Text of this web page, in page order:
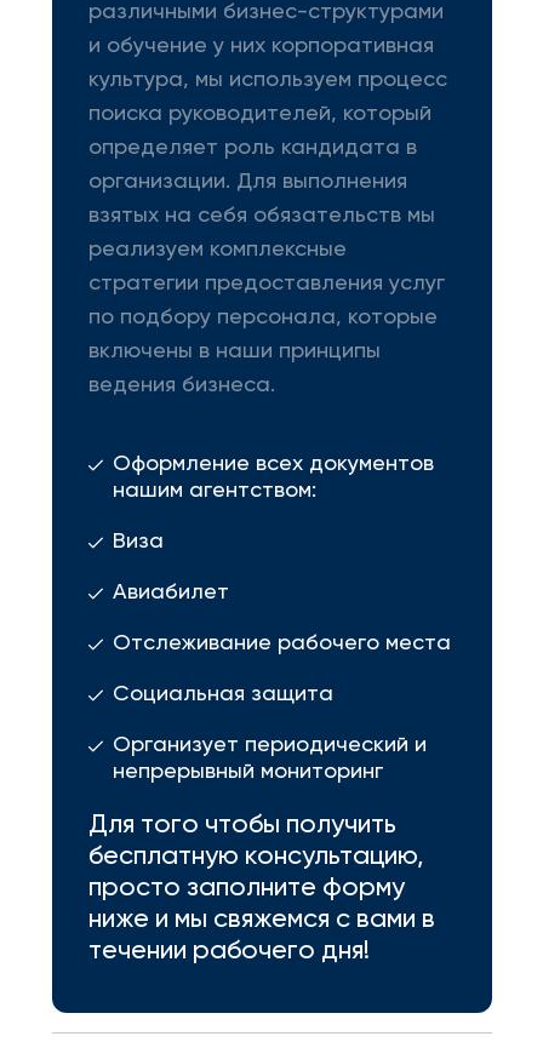
различными бизнес-структурами
и обучение у них корпоративная
культура, мы используем процесс
поиска руководителей, который
определяет роль кандидата в
организации. Для выполнения
взятых на себя обязательств мы
реализуем комплексные
стратегии предоставления услуг
по подбору персонала, которые
включены в наши принципы
ведения бизнеса.
Оформление всех документов
нашим агентством:
Виза
Авиабилет
Отслеживание рабочего места
Социальная защита
Организует периодический и
непрерывный мониторинг
Для того чтобы получить
бесплатную консультацию,
просто заполните форму
ниже и мы свяжемся с вами в
течении рабочего дня!